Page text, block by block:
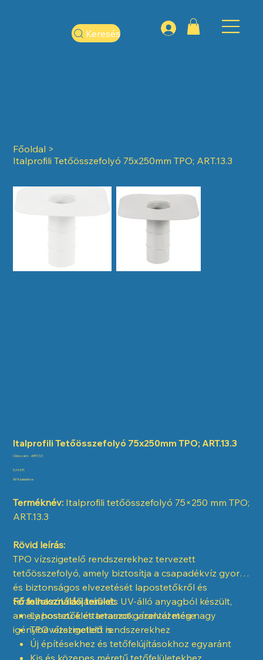
Keresés
Főoldal >
Italprofili Tetőösszefolyó 75x250mm TPO; ART.13.3
Italprofili Tetőösszefolyó 75x250mm TPO; ART.13.3
Cikkszám: Cikkszám:
ART.13.3
Ár
5243 Ft
ÁFA beleértve
Terméknév: Italprofili tetőösszefolyó 75×250 mm TPO;
ART.13.3
Rövid leírás:
TPO vízszigetelő rendszerekhez tervezett
tetőösszefolyó, amely biztosítja a csapadékvíz gyors
és biztonságos elvezetését lapostetőkről és
teraszokról. Időjárás- és UV-álló anyagból készült,
amely hosszú élettartamot garantál még nagy
igénybevétel mellett is.
Fő felhasználási terület:
Lapostetők és teraszok vízelvezetése
TPO vízszigetelő rendszerekhez
Új építésekhez és tetőfelújításokhoz egyaránt
Kis és közepes méretű tetőfelületekhez